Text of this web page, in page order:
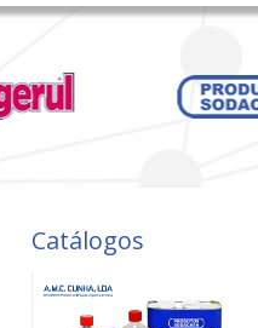
Catálogos